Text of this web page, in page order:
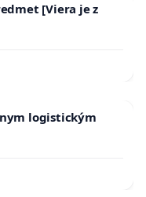
[Viera je z
logistickým